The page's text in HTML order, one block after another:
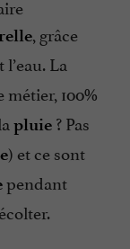
, grâce
La
100%
pluie ? Pas
) et ce sont
pendant